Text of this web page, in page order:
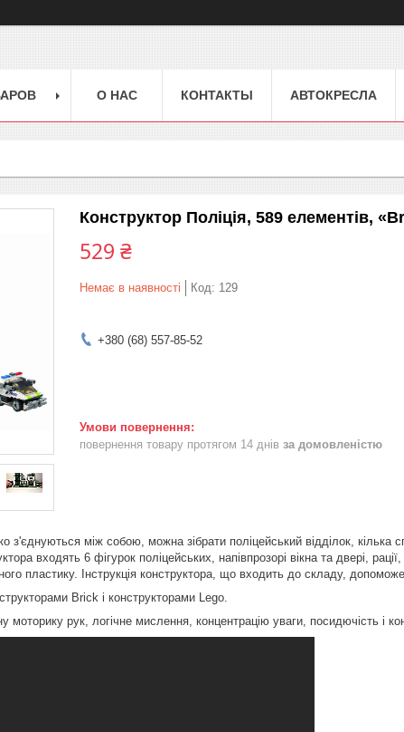
О НАС КОНТАКТЫ АВТОКРЕСЛА
Конструктор Поліція, 589 елементів,
529 ₴
Немає в наявності Код: 129
+380 (68) 557-85-52
повернення товару протягом 14 днів за домовленістю
з'єднуються між собою, можна зібрати поліцейський відділок, кілька
входять 6 фігурок поліцейських, напівпрозорі вікна та двері,
пластику. Інструкція конструктора, що входить до складу, допоможе
Brick і конструкторами Lego.
рук, логічне мислення, концентрацію уваги, посидючість і